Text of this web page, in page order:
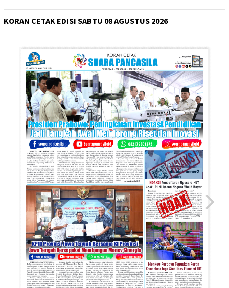
KORAN CETAK EDISI SABTU 08 AGUSTUS 2026